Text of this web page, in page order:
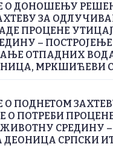
О ДОНОШЕЊУ
ЗА
ПРОЦЕНЕ
– ПОСТРОЈЕЊЕ
ОТПАДНИХ
МРКШИЋЕВИ
ПОДНЕТОМ
О ПОТРЕБИ
СРЕДИНУ
ДЕОНИЦА СРПСКИ